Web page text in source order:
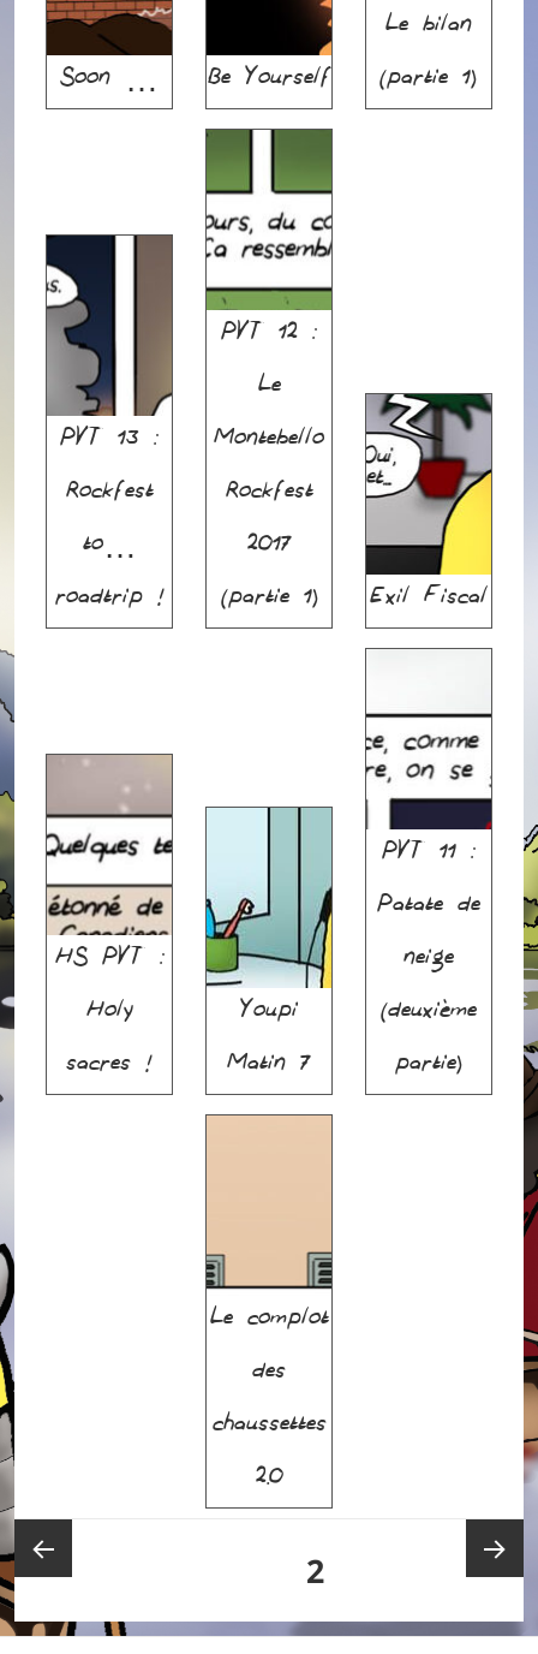
Soon … Be Yourself
Le bilan
(partie 1)
PVT 13 :
Rockfest
to…
roadtrip !
PVT 12 :
Le
Montebello
Rockfest
2017
(partie 1)
Exil Fiscal
HS PVT :
Holy
sacres !
Youpi
Matin 7
PVT 11 :
Patate de
neige
(deuxième
partie)
Le complot
des
chaussettes
2.0
Pagination
des
publications
2